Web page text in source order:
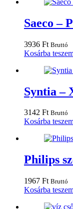
Saeco –
3936 Ft Bruttó
Kosárba
Syntia –
3142 Ft Bruttó
Kosárba
Philips
1967 Ft Bruttó
Kosárba